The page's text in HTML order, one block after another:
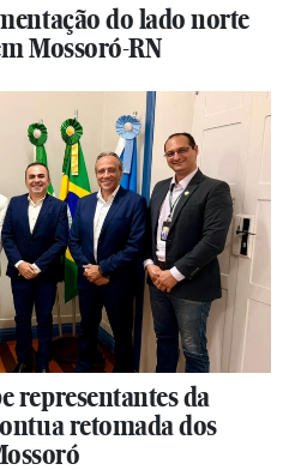
do lado norte
Mossoró-RN
representantes da
retomada dos